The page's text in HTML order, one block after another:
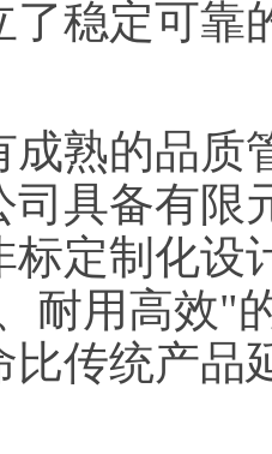
了稳定可靠
成熟的品质
司具备有限
标定制化设
耐用高效"
比传统产品